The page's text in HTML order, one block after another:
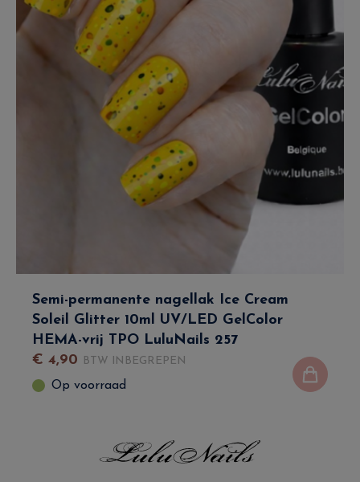
Semi-permanente nagellak Ice Cream
Soleil Glitter 10ml UV/LED GelColor
HEMA-vrij TPO LuluNails 257
€ 4,90 BTW INBEGREPEN
Op voorraad